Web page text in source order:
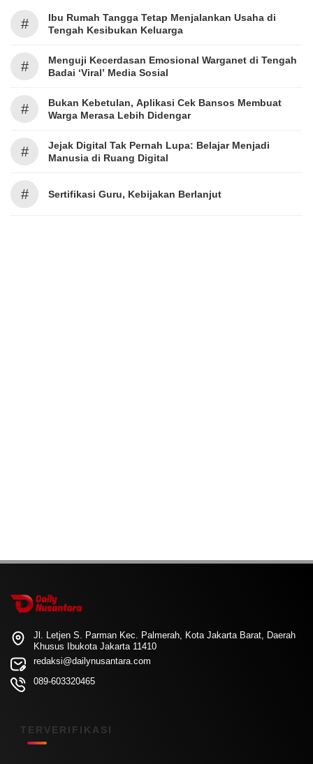
#
Ibu Rumah Tangga Tetap Menjalankan Usaha di
Tengah Kesibukan Keluarga
#
Menguji Kecerdasan Emosional Warganet di Tengah
Badai ‘Viral’ Media Sosial
#
Bukan Kebetulan, Aplikasi Cek Bansos Membuat
Warga Merasa Lebih Didengar
#
Jejak Digital Tak Pernah Lupa: Belajar Menjadi
Manusia di Ruang Digital
# Sertifikasi Guru, Kebijakan Berlanjut
Jl. Letjen S. Parman Kec. Palmerah, Kota Jakarta Barat, Daerah
Khusus Ibukota Jakarta 11410
redaksi@dailynusantara.com
089-603320465
TERVERIFIKASI